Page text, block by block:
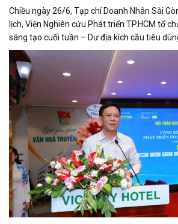
Chiều ngày 26/6, Tạp chí Doanh Nhân Sài
lịch, Viện Nghiên cứu Phát triển TP.HCM tổ
sáng tạo cuối tuần – Dư địa kích cầu tiêu
cáo năng lực phát triển doanh nghiệp
trọng giới thiệu phát biểu của ông Nguyễn
Sở Văn hoá - Thể thao TP.HCM tại Hội thảo.